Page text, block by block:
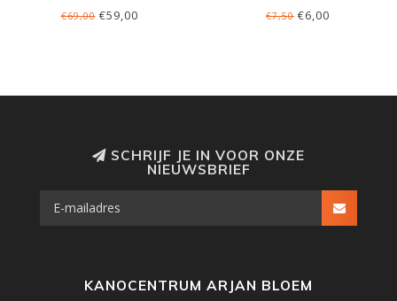
€69,00€59,00 €7,50 €6,00
SCHRIJF JE IN VOOR ONZE
NIEUWSBRIEF
KANOCENTRUM ARJAN BLOEM